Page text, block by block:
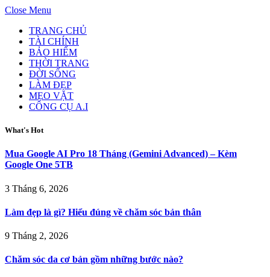
Close Menu
TRANG CHỦ
TÀI CHÍNH
BẢO HIỂM
THỜI TRANG
ĐỜI SỐNG
LÀM ĐẸP
MẸO VẶT
CÔNG CỤ A.I
What's Hot
Mua Google AI Pro 18 Tháng (Gemini Advanced) – Kèm
Google One 5TB
3 Tháng 6, 2026
Làm đẹp là gì? Hiểu đúng về chăm sóc bản thân
9 Tháng 2, 2026
Chăm sóc da cơ bản gồm những bước nào?